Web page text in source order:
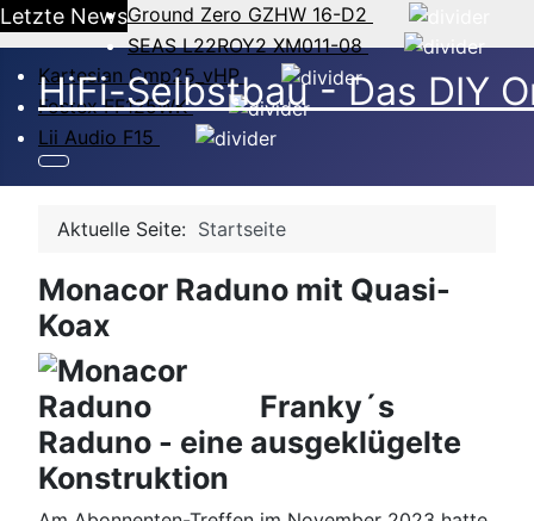
Letzte NewsGround Zero GZHW 16-D2
SEAS L22ROY2 XM011-08
Kartesian Cmp25_vHP
Fostex FF125WK
Lii Audio F15
HiFi-Selbstbau - Das DIY
Aktuelle Seite: Startseite
Monacor Raduno mit Quasi-
Koax
Franky´s
Raduno - eine ausgeklügelte
Konstruktion